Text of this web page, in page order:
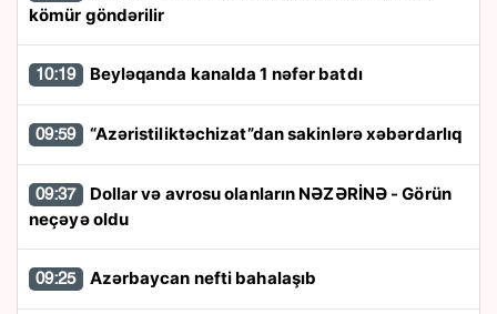
kömür göndərilir
10:19 Beyləqanda kanalda 1 nəfər batdı
09:59 “Azəristiliktəchizat”dan sakinlərə xəbərdarlıq
09:37
neçəyə oldu
09:25 Azərbaycan nefti bahalaşıb